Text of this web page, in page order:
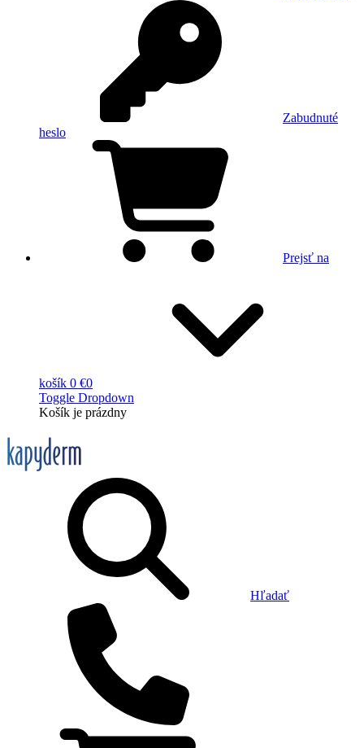
Zabudnuté
heslo
Prejsť na
košík 0 €0
Toggle Dropdown
Košík je prázdny
Hľadať